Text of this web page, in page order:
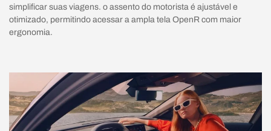
simplificar suas viagens. o assento do motorista é ajustável e
otimizado, permitindo acessar a ampla tela OpenR com maior
ergonomia.